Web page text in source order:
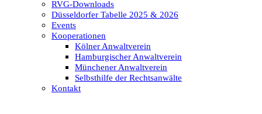
RVG-Downloads
Düsseldorfer Tabelle 2025 & 2026
Events
Kooperationen
Kölner Anwaltverein
Hamburgischer Anwaltverein
Münchener Anwaltverein
Selbsthilfe der Rechtsanwälte
Kontakt